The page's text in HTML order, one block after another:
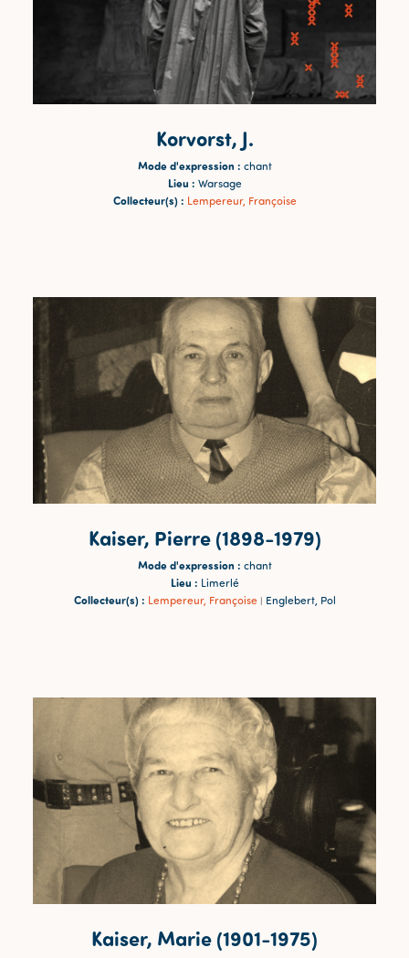
Korvorst, J.
Mode d'expression : chant
Lieu : Warsage
Collecteur(s) : Lempereur, Françoise
Kaiser, Pierre (1898-1979)
Mode d'expression : chant
Lieu : Limerlé
Collecteur(s) : Lempereur, Françoise | Englebert, Pol
Kaiser, Marie (1901-1975)